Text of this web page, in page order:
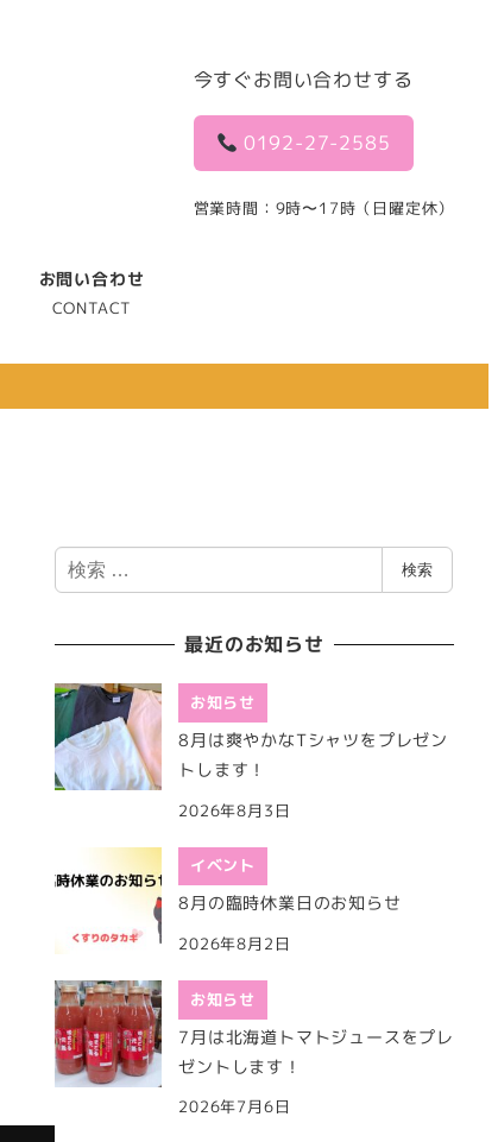
今すぐお問い合わせする
0192-27-2585
営業時間：9時〜17時（日曜定休）
お問い合わせ
CONTACT
検
索
検索
最近のお知らせ
お知らせ
8月は爽やかなTシャツをプレゼン
トします！
2026年8月3日
イベント
8月の臨時休業日のお知らせ
2026年8月2日
お知らせ
7月は北海道トマトジュースをプレ
ゼントします！
2026年7月6日